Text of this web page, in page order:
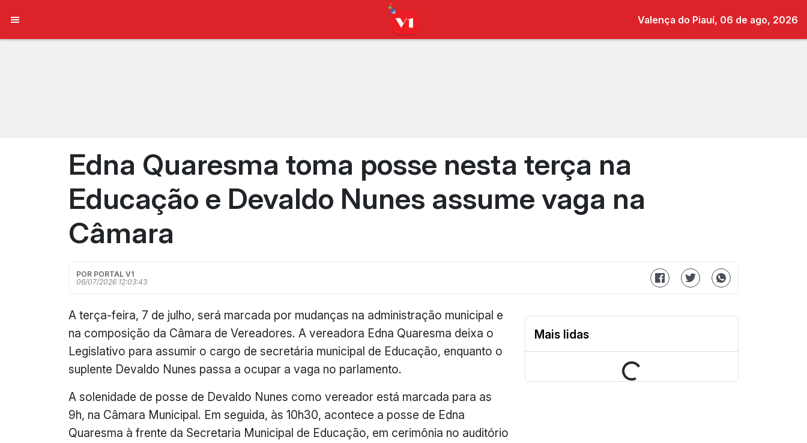
Valença do Piauí, 06 de ago, 2026
Edna Quaresma toma posse nesta terça na
Educação e Devaldo Nunes assume vaga na
Câmara
POR PORTAL V1
06/07/2026 12:03:43
A terça-feira, 7 de julho, será marcada por mudanças na administração municipal e
na composição da Câmara de Vereadores. A vereadora Edna Quaresma deixa o
Legislativo para assumir o cargo de secretária municipal de Educação, enquanto o
suplente Devaldo Nunes passa a ocupar a vaga no parlamento.
A solenidade de posse de Devaldo Nunes como vereador está marcada para as
9h, na Câmara Municipal. Em seguida, às 10h30, acontece a posse de Edna
Quaresma à frente da Secretaria Municipal de Educação, em cerimônia no auditório
Mais lidas
Loading...